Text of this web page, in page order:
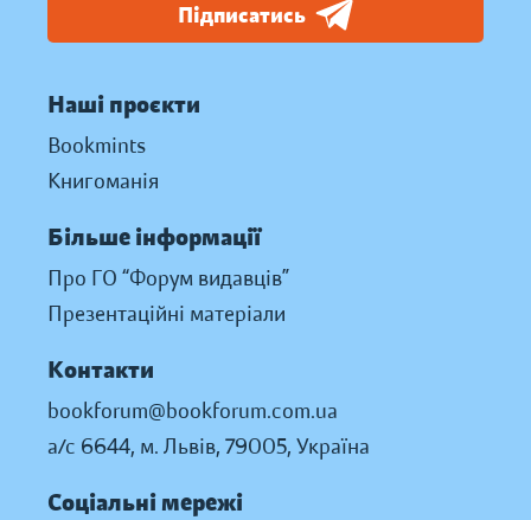
Підписатись
Наші проєкти
Bookmints
Книгоманія
Більше інформації
Про ГО “Форум видавців”
Презентаційні матеріали
Контакти
bookforum@bookforum.com.ua
а/с 6644, м. Львів, 79005, Україна
Соціальні мережі